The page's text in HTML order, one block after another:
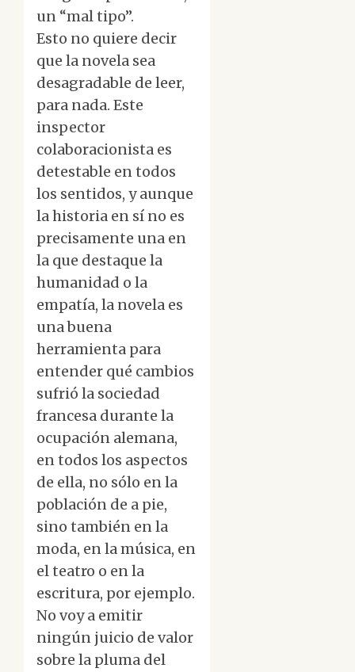
un “mal tipo”.
Esto no quiere decir
que la novela sea
desagradable de leer,
para nada. Este
inspector
colaboracionista es
detestable en todos
los sentidos, y aunque
la historia en sí no es
precisamente una en
la que destaque la
humanidad o la
empatía, la novela es
una buena
herramienta para
entender qué cambios
sufrió la sociedad
francesa durante la
ocupación alemana,
en todos los aspectos
de ella, no sólo en la
población de a pie,
sino también en la
moda, en la música, en
el teatro o en la
escritura, por ejemplo.
No voy a emitir
ningún juicio de valor
sobre la pluma del